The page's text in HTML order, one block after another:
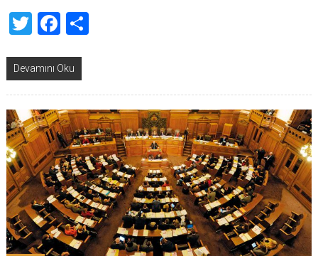
TwitterFacebook
Devamını Oku